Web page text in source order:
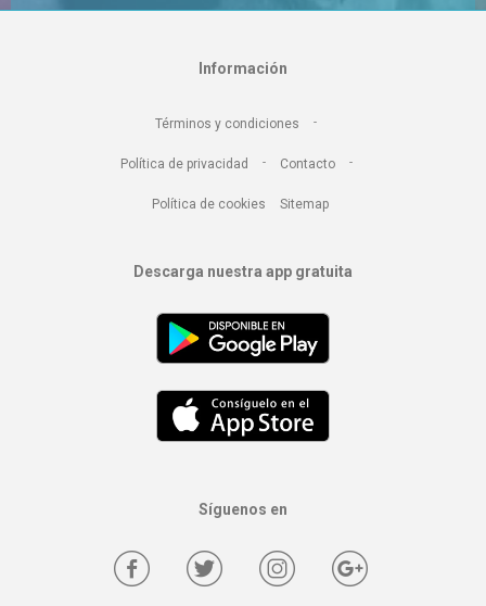
Información
Términos y condiciones -
Política de privacidad - Contacto -
Política de cookies Sitemap
Descarga nuestra app gratuita
Síguenos en